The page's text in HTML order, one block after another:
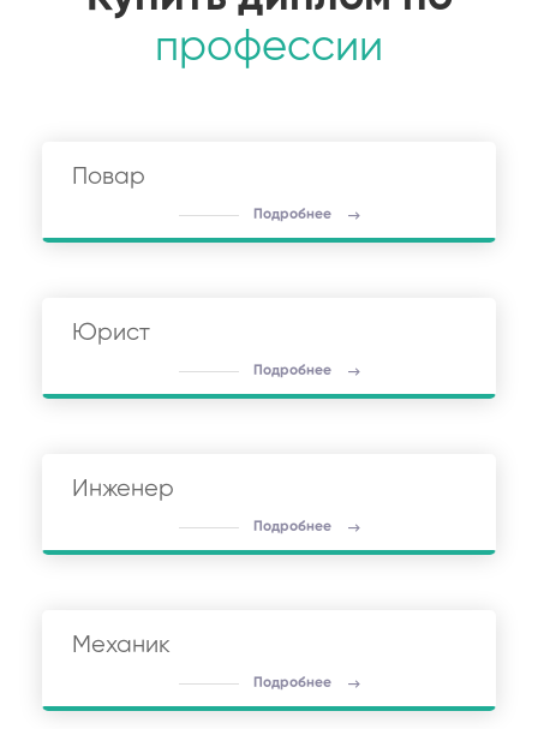
профессии
Повар
Подробнее
Юрист
Подробнее
Инженер
Подробнее
Механик
Подробнее